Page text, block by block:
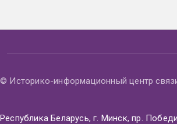
© Историко-информационный центр
Республика Беларусь, г. Минск, пр.